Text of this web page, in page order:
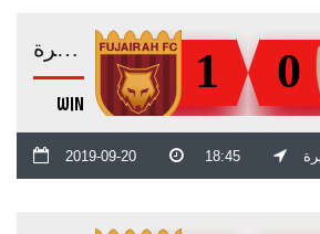
1 الفجيرة
WIN
0
2019-09-20 18:45